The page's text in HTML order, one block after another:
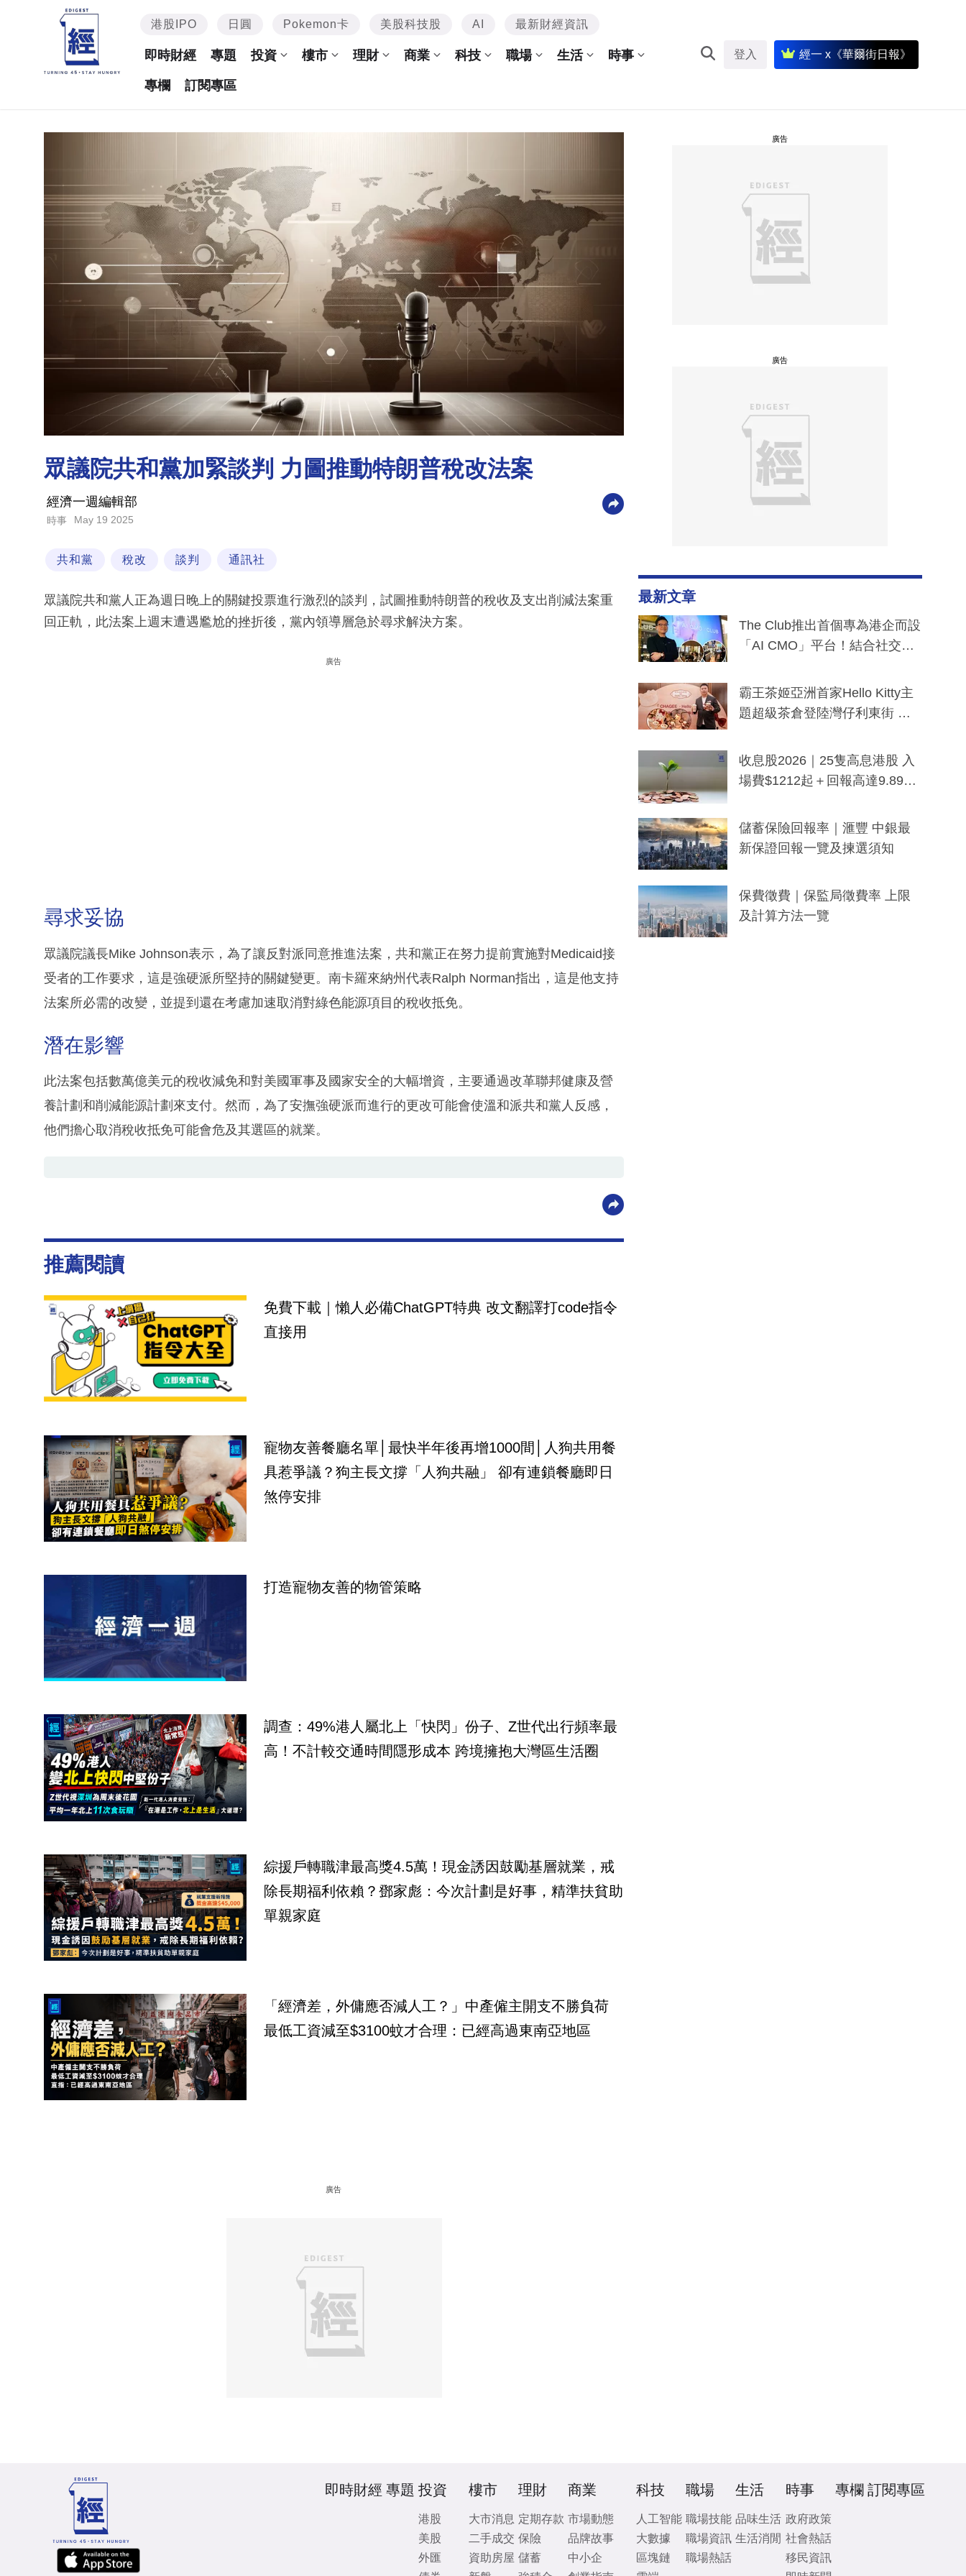
港股IPO 日圓 Pokemon卡 美股科技股 AI 最新財經資訊
即時財經 專題 投資 樓市 理財 商業 科技 職場 生活 時事
專欄 訂閱專區
登入 經一 x《華爾街日報》
眾議院共和黨加緊談判 力圖推動特朗普稅改法案
經濟一週編輯部
時事 May 19 2025
共和黨 稅改 談判 通訊社
眾議院共和黨人正為週日晚上的關鍵投票進行激烈的談判，試圖推動特朗普的稅收及支出削減法案重
回正軌，此法案上週末遭遇尷尬的挫折後，黨內領導層急於尋求解決方案。
廣告
尋求妥協
眾議院議長Mike Johnson表示，為了讓反對派同意推進法案，共和黨正在努力提前實施對Medicaid接
受者的工作要求，這是強硬派所堅持的關鍵變更。南卡羅來納州代表Ralph Norman指出，這是他支持
法案所必需的改變，並提到還在考慮加速取消對綠色能源項目的稅收抵免。
潛在影響
此法案包括數萬億美元的稅收減免和對美國軍事及國家安全的大幅增資，主要通過改革聯邦健康及營
養計劃和削減能源計劃來支付。然而，為了安撫強硬派而進行的更改可能會使溫和派共和黨人反感，
他們擔心取消稅收抵免可能會危及其選區的就業。
推薦閱讀
免費下載｜懶人必備ChatGPT特典 改文翻譯打code指令
直接用
寵物友善餐廳名單│最快半年後再增1000間│人狗共用餐
具惹爭議？狗主長文撐「人狗共融」 卻有連鎖餐廳即日
煞停安排
打造寵物友善的物管策略
調查：49%港人屬北上「快閃」份子、Z世代出行頻率最
高！不計較交通時間隱形成本 跨境擁抱大灣區生活圈
綜援戶轉職津最高獎4.5萬！現金誘因鼓勵基層就業，戒
除長期福利依賴？鄧家彪：今次計劃是好事，精準扶貧助
單親家庭
「經濟差，外傭應否減人工？」中產僱主開支不勝負荷
最低工資減至$3100蚊才合理：已經高過東南亞地區
廣告
廣告
廣告
最新文章
The Club推出首個專為港企而設
「AI CMO」平台！結合社交聆
分鐘生成「貼地」宣傳短片
霸王茶姬亞洲首家Hello Kitty主
題超級茶倉登陸灣仔利東街 推
y及香港限定特調系列
收息股2026｜25隻高息港股 入
場費$1212起＋回報高達9.89
儲蓄保險回報率｜滙豐 中銀最
新保證回報一覽及揀選須知
保費徵費｜保監局徵費率 上限
及計算方法一覽
即時財經 專題 投資
港股
美股
外匯
樓市
大市消息
二手成交
資助房屋
理財
定期存款
保險
儲蓄
商業
市場動態
品牌故事
中小企
科技
人工智能
大數據
區塊鏈
職場
職場技能
職場資訊
職場熱話
生活
品味生活
生活消閒
時事
政府政策
社會熱話
移民資訊
專欄 訂閱專區